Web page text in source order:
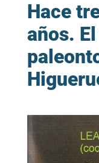
Hace
años.